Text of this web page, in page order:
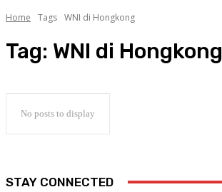
Home Tags WNI di Hongkong
Tag: WNI di Hongkong
No posts to display
STAY CONNECTED